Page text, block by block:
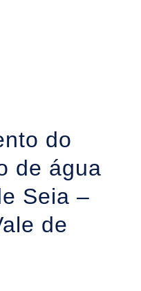
do
de água
Seia –
de